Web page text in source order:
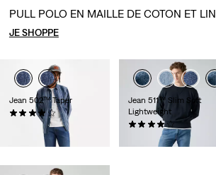
Jean 502™ Taper
(1402)
Original
Price
was
130,00 €
Jean 511™ Slim Soft
Lightweight
(384)
130,00 €
PULL POLO EN MAILLE DE COTON ET LIN
JE SHOPPE